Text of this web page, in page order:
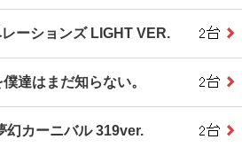
ーションズ LIGHT VER.
達はまだ知らない。
幻カーニバル 319ver.